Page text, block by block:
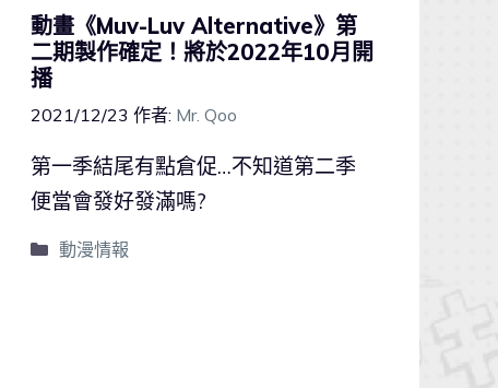
動畫《Muv-Luv Alternative》第
二期製作確定！將於2022年10月開
播
2021/12/23 作者: Mr. Qoo
第一季結尾有點倉促…不知道第二季
便當會發好發滿嗎?
動漫情報